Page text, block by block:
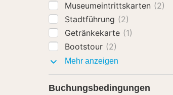
Museumeintrittskarten (2)
Stadtführung (2)
Getränkekarte (1)
Bootstour (2)
Mehr anzeigen
Buchungsbedingungen